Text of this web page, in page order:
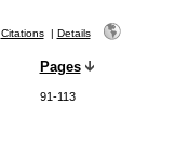
Citations| Details
Pages
91-113